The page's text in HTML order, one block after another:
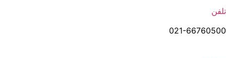
تلفن
021-66760500